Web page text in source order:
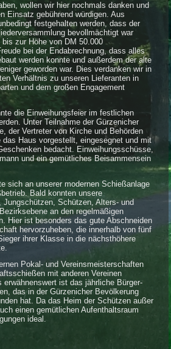
wollen wir hier nochmals danken und
Einsatz gebührend würdigen. Aus
festgehalten werden, dass der
bevollmächtigt war
zur Höhe von DM 50.000
bei der Endabrechnung, dass alles
werden konnte und außerdem der alte
geworden war. Dies verdanken wir in
Verhältnis zu unseren Lieferanten in
und dem großen Engagement
die Einweihungsfeier im festlichen
Unter Teilnahme der Gürzenicher
der Vertreter von Kirche und Behörden
das Haus vorgestellt, eingesegnet und mit
bedacht. Einweihungsschüsse,
und ein gemütliches Beisammensein
sich an unserer modernen Schießanlage
Bald konnten unsere
Jungschützen, Schützen, Alters- und
an den regelmäßigen
Hier ist besonders das gute Abschneiden
hervorzuheben, die innerhalb von fünf
ihrer Klasse in die nächsthöhere
Pokal- und Vereinsmeisterschaften
mit anderen Vereinen
erwähnenswert ist das jährliche Bürger-
das in der Gürzenicher Bevölkerung
hat. Da das Heim der Schützen außer
einen gemütlichen Aufenthaltsraum
ideal.